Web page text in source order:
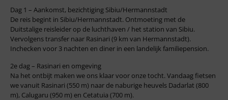
Dag 1 – Aankomst, bezichtiging Sibiu/Hermannstadt
De reis begint in Sibiu/Hermannstadt. Ontmoeting met de
Duitstalige reisleider op de luchthaven / het station van Sibiu.
Vervolgens transfer naar Rasinari (9 km van Hermannstadt).
Inchecken voor 3 nachten en diner in een landelijk familiepension.
2e dag – Rasinari en omgeving
Na het ontbijt maken we ons klaar voor onze tocht. Vandaag fietsen
we vanuit Rasinari (550 m) naar de naburige heuvels Dadarlat (800
m), Calugaru (950 m) en Cetatuia (700 m).